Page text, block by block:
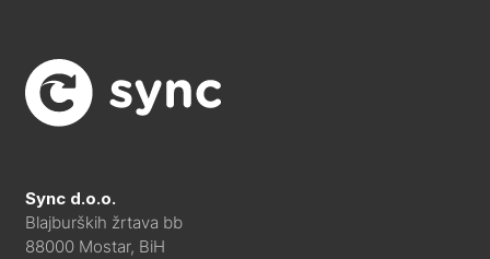
Sync d.o.o.
Blajburških žrtava bb
88000 Mostar, BiH